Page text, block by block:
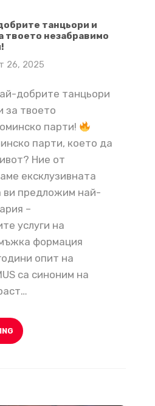
танцьори и
твоето незабравимо
26, 2025
добрите танцьори
за твоето
парти!
парти, което да
Ние от
ексклузивната
ви предложим най-
–
услуги на
формация
опит на
са синоним на